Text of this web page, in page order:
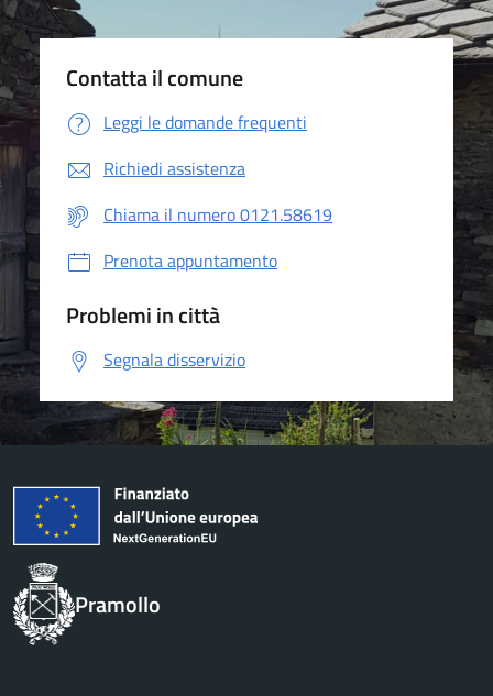
Contatta il comune
Leggi le domande frequenti
Richiedi assistenza
Chiama il numero 0121.58619
Prenota appuntamento
Problemi in città
Segnala disservizio
Pramollo